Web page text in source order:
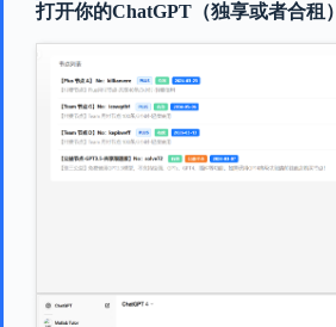
打开你的ChatGPT（独享或者合租）